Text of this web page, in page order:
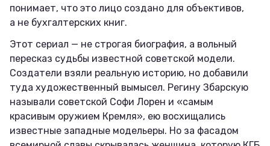
понимает, что это лицо создано для объективов,
а не бухгалтерских книг.
Этот сериал — не строгая биография, а вольный
пересказ судьбы известной советской модели.
Создатели взяли реальную историю, но добавили
туда художественный вымысел. Регину Збарскую
называли советской Софи Лорен и «самым
красивым оружием Кремля», ею восхищались
известные западные модельеры. Но за фасадом